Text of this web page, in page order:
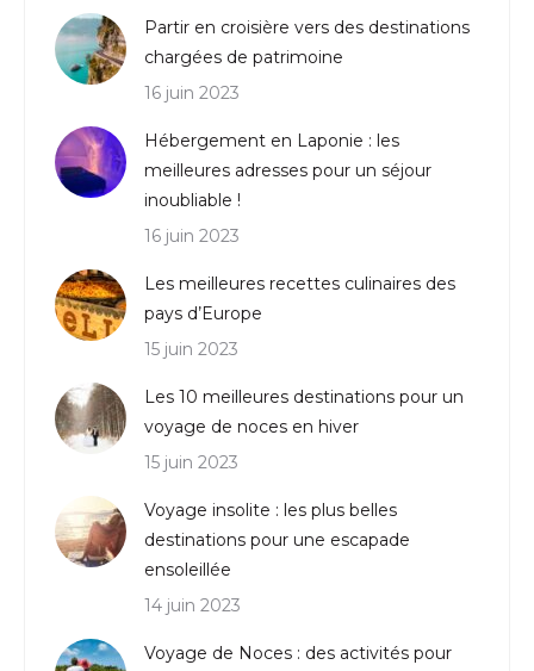
Partir en croisière vers des destinations
chargées de patrimoine
16 juin 2023
Hébergement en Laponie : les
meilleures adresses pour un séjour
inoubliable !
16 juin 2023
Les meilleures recettes culinaires des
pays d’Europe
15 juin 2023
Les 10 meilleures destinations pour un
voyage de noces en hiver
15 juin 2023
Voyage insolite : les plus belles
destinations pour une escapade
ensoleillée
14 juin 2023
Voyage de Noces : des activités pour